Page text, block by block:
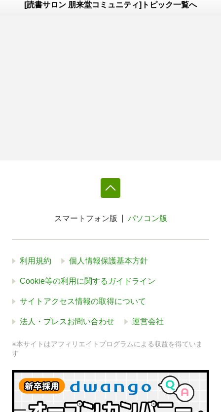
[読書サロン 朋来堂コミュニティ]トピック一覧へ
スマートフォン版 パソコン版
利用規約 個人情報保護基本方針
Cookie等の利用に関するガイドライン
サイトアクセス情報の取得について
法人・プレスお問い合わせ 運営会社
※本サイトはアフィリエイトプログラムによる収益を得ていま
す